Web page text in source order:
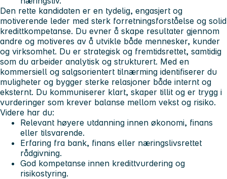
Den rette kandidaten er en tydelig, engasjert og
motiverende leder med sterk forretningsforståelse og solid
kredittkompetanse. Du evner å skape resultater gjennom
andre og motiveres av å utvikle både mennesker, kunder
og virksomhet. Du er strategisk og fremtidsrettet, samtidig
som du arbeider analytisk og strukturert. Med en
kommersiell og salgsorientert tilnærming identifiserer du
muligheter og bygger sterke relasjoner både internt og
eksternt. Du kommuniserer klart, skaper tillit og er trygg i
vurderinger som krever balanse mellom vekst og risiko.
Videre har du:
Relevant høyere utdanning innen økonomi, finans
eller tilsvarende.
Erfaring fra bank, finans eller næringslivsrettet
rådgivning.
God kompetanse innen kredittvurdering og
risikostyring.